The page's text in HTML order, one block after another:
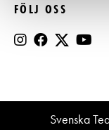
FÖLJ OSS
Svenska